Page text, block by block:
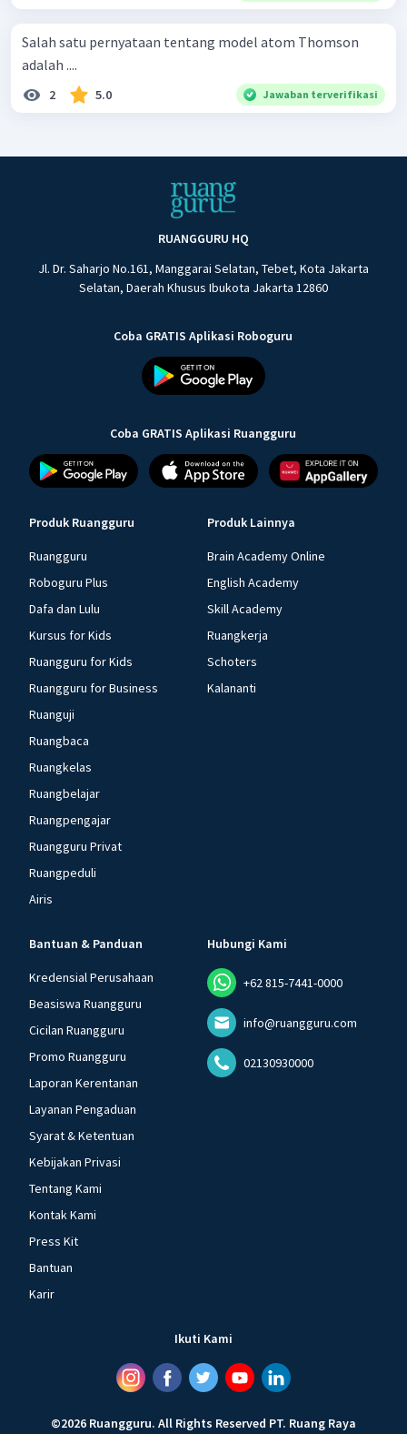
Salah satu pernyataan tentang model atom Thomson
adalah ....
2 5.0 Jawaban terverifikasi
RUANGGURU HQ
Jl. Dr. Saharjo No.161, Manggarai Selatan, Tebet, Kota Jakarta
Selatan, Daerah Khusus Ibukota Jakarta 12860
Coba GRATIS Aplikasi Roboguru
Coba GRATIS Aplikasi Ruangguru
Produk Ruangguru
Ruangguru
Roboguru Plus
Dafa dan Lulu
Kursus for Kids
Ruangguru for Kids
Ruangguru for Business
Ruanguji
Ruangbaca
Ruangkelas
Ruangbelajar
Ruangpengajar
Ruangguru Privat
Ruangpeduli
Airis
Produk Lainnya
Brain Academy Online
English Academy
Skill Academy
Ruangkerja
Schoters
Kalananti
Bantuan & Panduan
Kredensial Perusahaan
Beasiswa Ruangguru
Cicilan Ruangguru
Promo Ruangguru
Laporan Kerentanan
Layanan Pengaduan
Syarat & Ketentuan
Kebijakan Privasi
Tentang Kami
Kontak Kami
Press Kit
Bantuan
Karir
Hubungi Kami
+62 815-7441-0000
info@ruangguru.com
02130930000
Ikuti Kami
©2026 Ruangguru. All Rights Reserved PT. Ruang Raya